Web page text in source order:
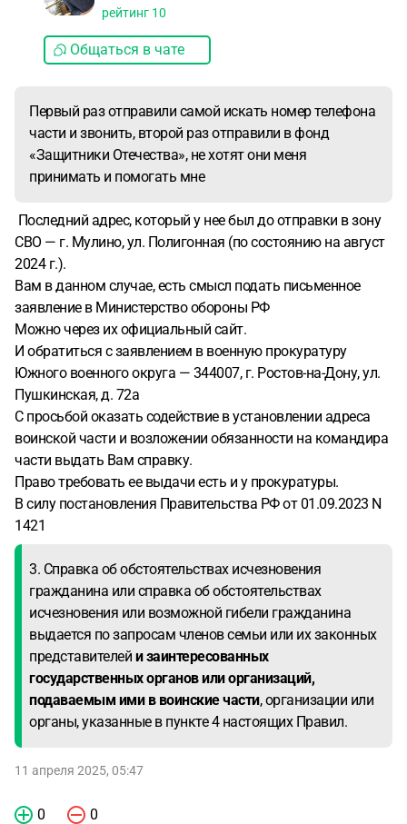
рейтинг 10
Общаться в чате
Первый раз отправили самой искать номер телефона
части и звонить, второй раз отправили в фонд
«Защитники Отечества», не хотят они меня
принимать и помогать мне
Последний адрес, который у нее был до отправки в зону
СВО — г. Мулино, ул. Полигонная (по состоянию на август
2024 г.).
Вам в данном случае, есть смысл подать письменное
заявление в Министерство обороны РФ
Можно через их официальный сайт.
И обратиться с заявлением в военную прокуратуру
Южного военного округа — 344007, г. Ростов-на-Дону, ул.
Пушкинская, д. 72а
С просьбой оказать содействие в установлении адреса
воинской части и возложении обязанности на командира
части выдать Вам справку.
Право требовать ее выдачи есть и у прокуратуры.
В силу постановления Правительства РФ от 01.09.2023 N
1421
3. Справка об обстоятельствах исчезновения
гражданина или справка об обстоятельствах
исчезновения или возможной гибели гражданина
выдается по запросам членов семьи или их законных
представителей и заинтересованных
государственных органов или организаций,
подаваемым ими в воинские части, организации или
органы, указанные в пункте 4 настоящих Правил.
11 апреля 2025, 05:47
0 0